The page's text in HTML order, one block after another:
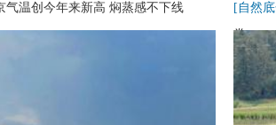
气温创今年来新高 焖蒸感不下线
[自然
卷